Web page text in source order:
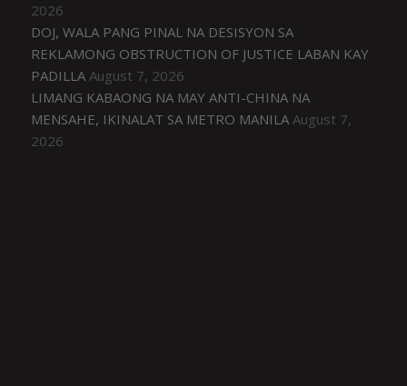
2026
DOJ, WALA PANG PINAL NA DESISYON SA
REKLAMONG OBSTRUCTION OF JUSTICE LABAN KAY
PADILLA August 7, 2026
LIMANG KABAONG NA MAY ANTI-CHINA NA
MENSAHE, IKINALAT SA METRO MANILA August 7,
2026